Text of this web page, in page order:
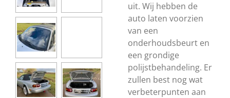
uit. Wij hebben de
auto laten voorzien
van een
onderhoudsbeurt en
een grondige
polijstbehandeling. Er
zullen best nog wat
verbeterpunten aan